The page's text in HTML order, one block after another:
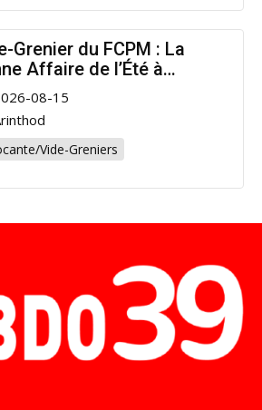
Grenier du FCPM : La
Affaire de l’Été à
!
08-15
Vide-Greniers